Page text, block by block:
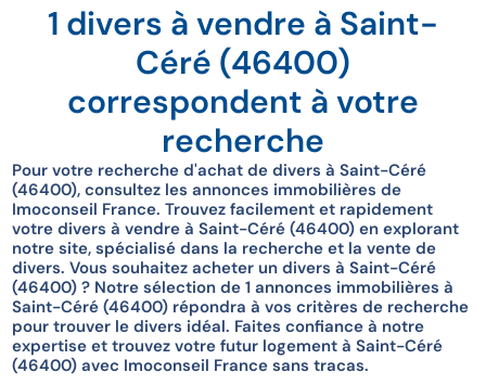
1 divers à vendre à Saint-
Céré (46400)
correspondent à votre
recherche
Pour votre recherche d'achat de divers à Saint-Céré
(46400), consultez les annonces immobilières de
Imoconseil France. Trouvez facilement et rapidement
votre divers à vendre à Saint-Céré (46400) en explorant
notre site, spécialisé dans la recherche et la vente de
divers. Vous souhaitez acheter un divers à Saint-Céré
(46400) ? Notre sélection de 1 annonces immobilières à
Saint-Céré (46400) répondra à vos critères de recherche
pour trouver le divers idéal. Faites confiance à notre
expertise et trouvez votre futur logement à Saint-Céré
(46400) avec Imoconseil France sans tracas.